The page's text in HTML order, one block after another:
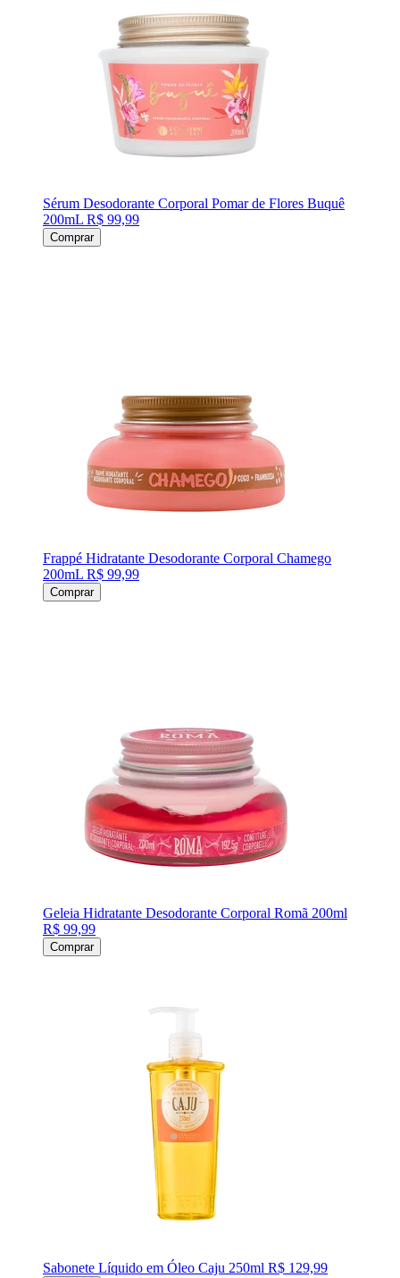
Sérum Desodorante Corporal Pomar de Flores Buquê
200mL R$ 99,99
Comprar
Frappé Hidratante Desodorante Corporal Chamego
200mL R$ 99,99
Comprar
Geleia Hidratante Desodorante Corporal Romã 200ml
R$ 99,99
Comprar
Sabonete Líquido em Óleo Caju 250ml R$ 129,99